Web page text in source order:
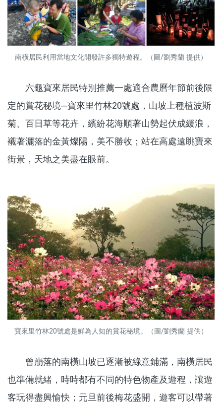
南橫居民利用當地文化開發許多獨特遊程。（圖/劉秀蘭 提供）
六龜寶來居民特別推薦一處適合農曆年節前後限
定的賞花秘境─寶來里竹林20號處，山坡上種植波斯
菊、百日草等花卉，繽紛花海順著山勢起伏成緩浪，
襯著灑落的金黃燦陽，美不勝收；站在高處遠眺寶來
街景，天地之美盡在眼前。
寶來里竹林20號處是鮮為人知的賞花秘境。（圖/劉秀蘭 提供）
曾崩落的南橫山坡已逐漸被綠意鋪滿，南橫居民
也準備就緒，時時都有不同的特色物產及遊程，讓遊
客玩得盡興愉快；元旦前後梅花盛開，遊客可以帶著